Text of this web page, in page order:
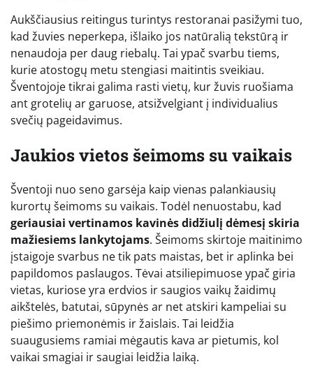
Aukščiausius reitingus turintys restoranai pasižymi tuo,
kad žuvies neperkepa, išlaiko jos natūralią tekstūrą ir
nenaudoja per daug riebalų. Tai ypač svarbu tiems,
kurie atostogų metu stengiasi maitintis sveikiau.
Šventojoje tikrai galima rasti vietų, kur žuvis ruošiama
ant grotelių ar garuose, atsižvelgiant į individualius
svečių pageidavimus.
Jaukios vietos šeimoms su vaikais
Šventoji nuo seno garsėja kaip vienas palankiausių
kurortų šeimoms su vaikais. Todėl nenuostabu, kad
geriausiai vertinamos kavinės didžiulį dėmesį skiria
mažiesiems lankytojams. Šeimoms skirtoje maitinimo
įstaigoje svarbus ne tik pats maistas, bet ir aplinka bei
papildomos paslaugos. Tėvai atsiliepimuose ypač giria
vietas, kuriose yra erdvios ir saugios vaikų žaidimų
aikštelės, batutai, sūpynės ar net atskiri kampeliai su
piešimo priemonėmis ir žaislais. Tai leidžia
suaugusiems ramiai mėgautis kava ar pietumis, kol
vaikai smagiai ir saugiai leidžia laiką.